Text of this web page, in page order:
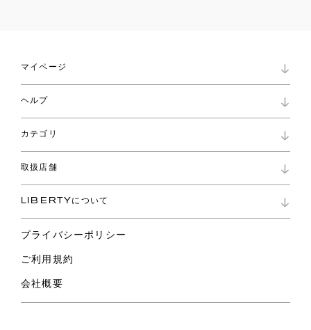
マイページ
ロイヤリティプログラム
パスワード再設定
ショッピングバッグ
ヘルプ
お問い合わせ
よくあるご質問
ご利用ガイド
カテゴリ
コレクション
ファブリックス
バッグ
スカーフ
ウェア
ライフスタイル
スペシャル
取扱店舗
リバティ・ファブリックス
LIBERTYについて
プライバシーポリシー
ご利用規約
会社概要